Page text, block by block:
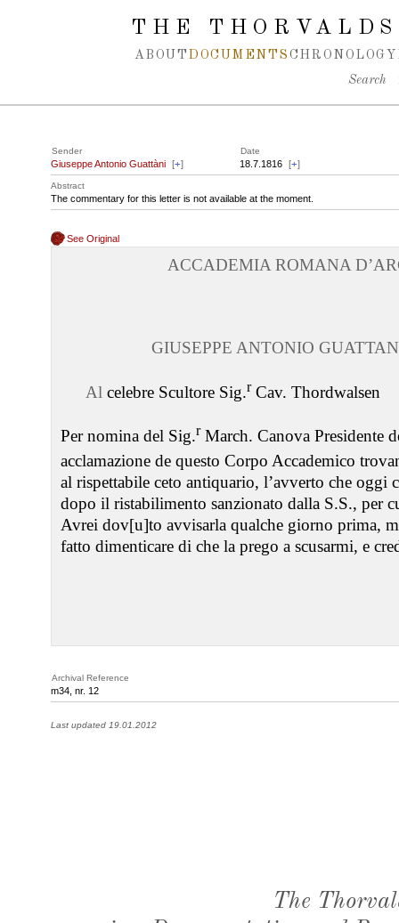
Spring navigation over
THE
ABOUT DOCUMENTS CHRONOLOGY
Search
Sender Date
Giuseppe Antonio Guattàni [+] 18.7.1816 [+]
Abstract
The commentary for this letter is not available at the moment.
See Original
ACCADEMIA ROMANA
GIUSEPPE ANTONIO
Al celebre Scultore Sig.rCav. Thordwalsen
Per nomina del Sig.rMarch. Canova Presidente
acclamazione de questo Corpo Accademico
al rispettabile ceto antiquario, l’avverto che oggi
dopo il ristabilimento sanzionato dalla S.S., per
Avrei dov[u]to avvisarla qualche giorno prima,
fatto dimenticare di che la prego a scusarmi, e
Archival Reference
m34, nr. 12
Last updated 19.01.2012
The